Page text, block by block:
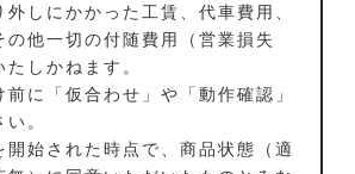
しにかかった工賃、代車費用、
の他一切の付随費用（営業損失
しかねます。
前に「仮合わせ」や「動作確認」
。
開始された時点で、商品状態（適